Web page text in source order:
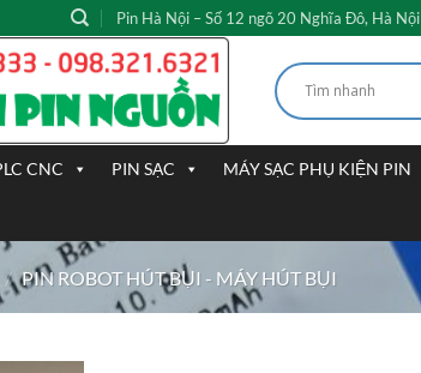
Pin Hà Nội – Số 12 ngõ 20 Nghĩa Đô, Hà Nội
CNC PIN SẠC MÁY SẠC PHỤ KIỆN PIN
/ PIN ROBOT HÚT BỤI - MÁY HÚT BỤI